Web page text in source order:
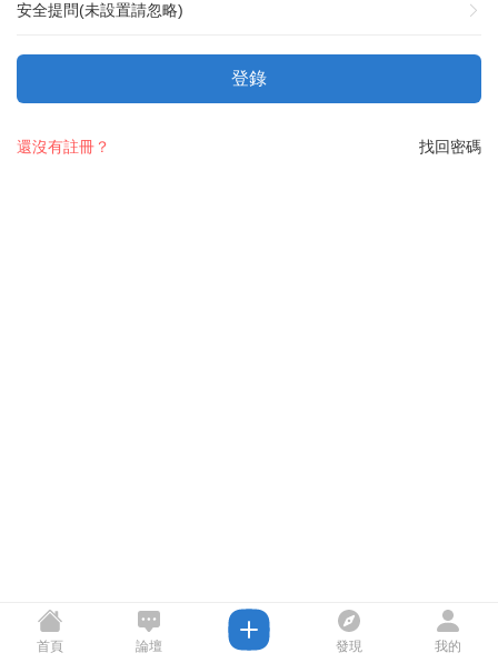
安全提問(未設置請忽略)
登錄
找回密碼
還沒有註冊？
首頁 論壇 發現 我的